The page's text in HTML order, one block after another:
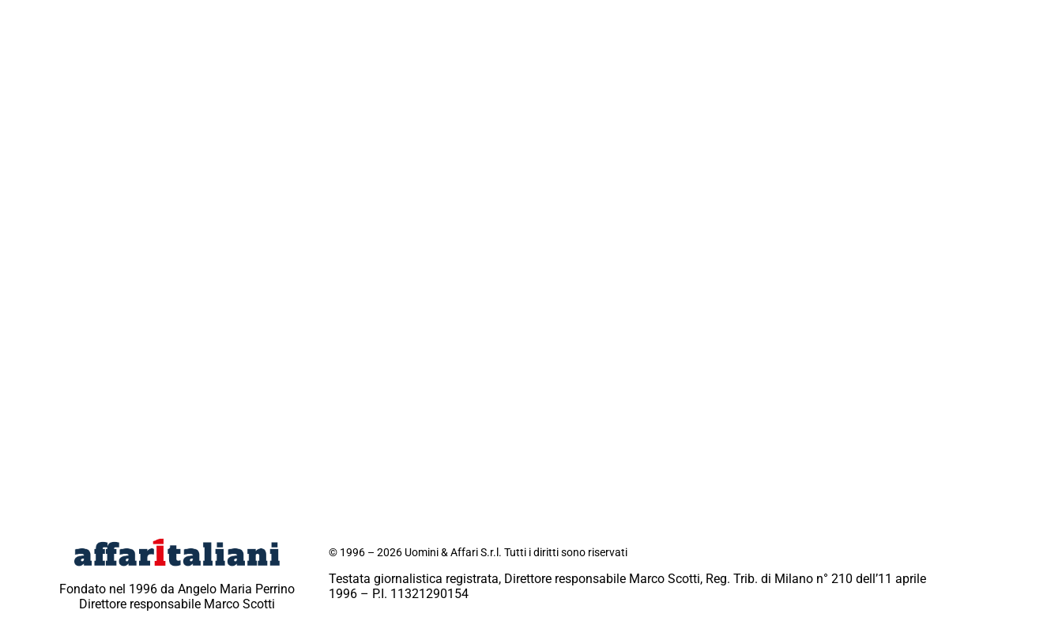
Fondato nel 1996 da Angelo Maria Perrino
Direttore responsabile Marco Scotti
© 1996 – 2026 Uomini & Affari S.r.l. Tutti i diritti sono riservati
Testata giornalistica registrata, Direttore responsabile Marco Scotti, Reg. Trib. di Milano n° 210 dell’11 aprile
1996 – P.I. 11321290154